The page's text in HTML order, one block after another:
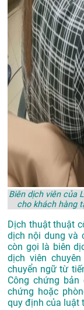
Biên dịch viên của
cho khách hàng
Dịch thuật thuật
dịch nội dung và
còn gọi là biên
dịch viên
chuyển ngữ từ
Công chứng
chứng hoặc
quy định của luật